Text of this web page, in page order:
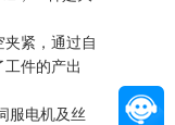
紧，通过自
件的产出
服电机及丝